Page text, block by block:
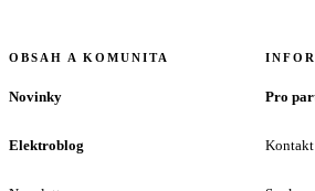
OBSAH A KOMUNITA
Novinky
Elektroblog
Pro
Kontakt